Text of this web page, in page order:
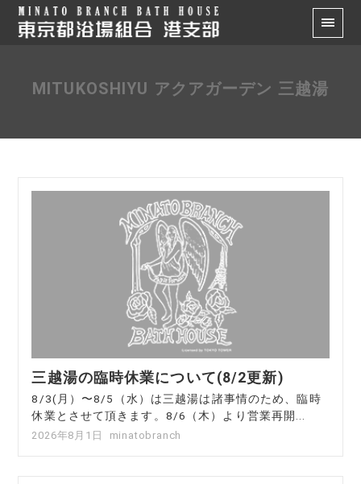
MITUKOSHIYU アクアガーデン 三越湯
三越湯の臨時休業について(8/2更新)
8/3(月）〜8/5（水）は三越湯は諸事情のため、臨時
休業とさせて頂きます。8/6（木）より営業再開...
2026年8月1日 minatobranch